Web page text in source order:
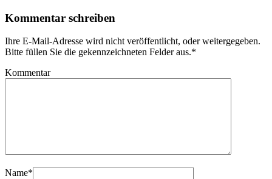
Kommentar schreiben
Ihre E-Mail-Adresse wird nicht veröffentlicht, oder weitergegeben.
Bitte füllen Sie die gekennzeichneten Felder aus.*
Kommentar
Name*